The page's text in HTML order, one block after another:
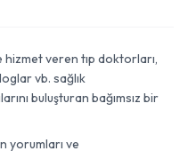
veren tıp doktorları,
vb. sağlık
buluşturan bağımsız bir
yorumları ve